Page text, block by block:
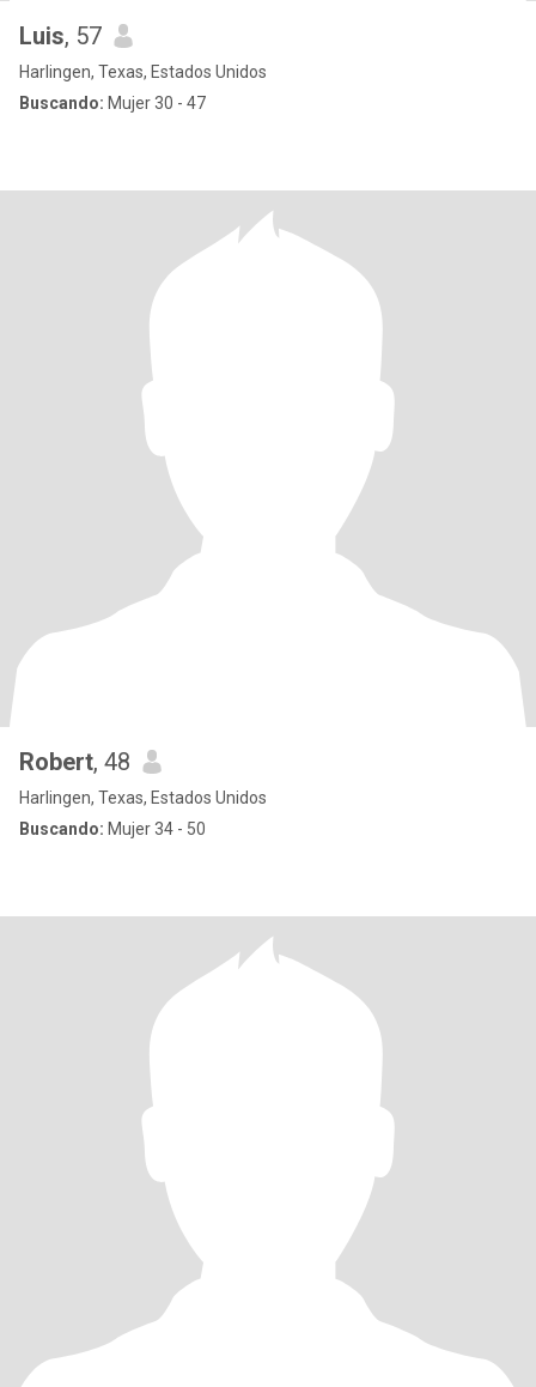
Luis, 57
Harlingen, Texas, Estados Unidos
Buscando: Mujer 30 - 47
Robert, 48
Harlingen, Texas, Estados Unidos
Buscando: Mujer 34 - 50